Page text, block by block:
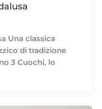
Una classica
di tradizione
3 Cuochi, lo